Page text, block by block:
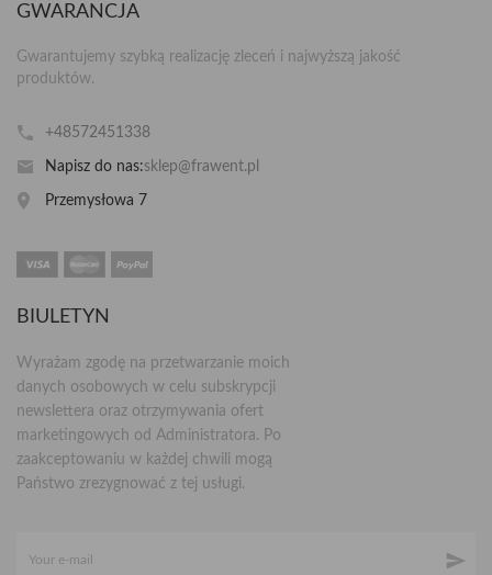
GWARANCJA
Gwarantujemy szybką realizację zleceń i najwyższą jakość
produktów.
+48572451338
Napisz do nas:sklep@frawent.pl
Przemysłowa 7
BIULETYN
Wyrażam zgodę na przetwarzanie moich
danych osobowych w celu subskrypcji
newslettera oraz otrzymywania ofert
marketingowych od Administratora. Po
zaakceptowaniu w każdej chwili mogą
Państwo zrezygnować z tej usługi.
